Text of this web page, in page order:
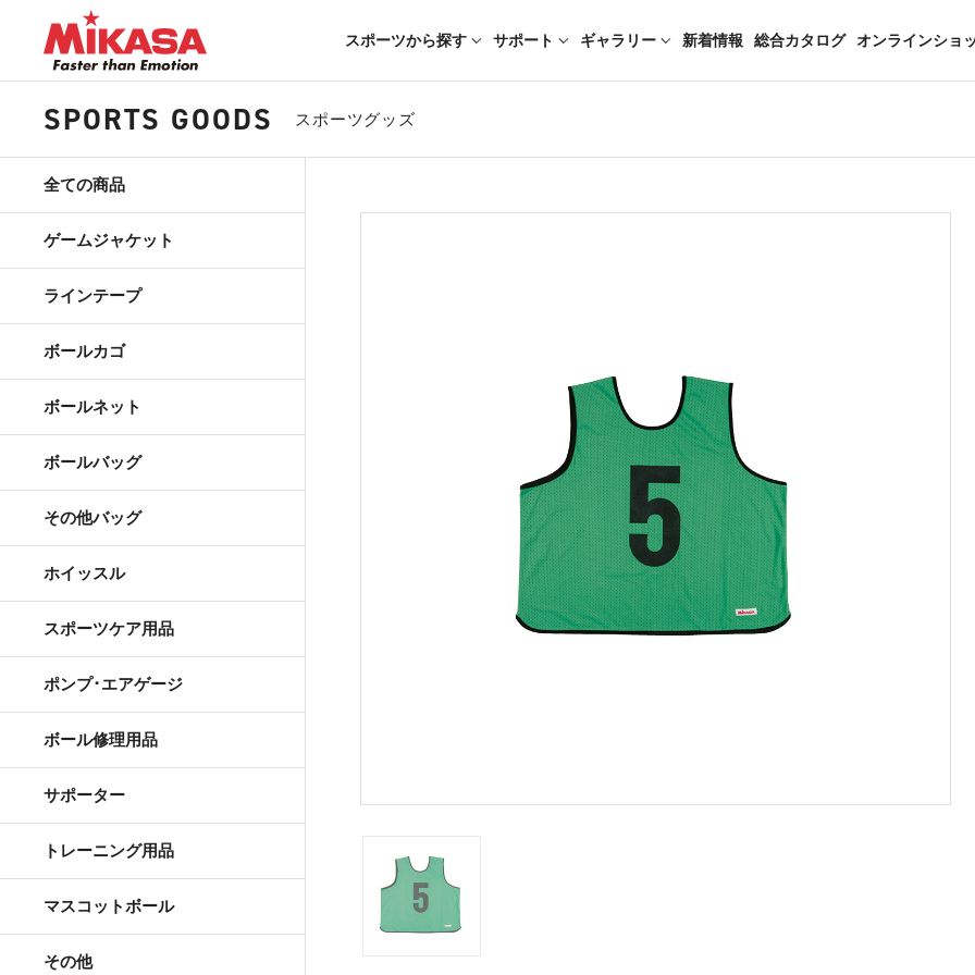
スポーツから探す サポート ギャラリー 新着情報 総合カタログ オンラインショ
SPORTS GOODS スポーツグッズ
全ての商品
ゲームジャケット
ラインテープ
ボールカゴ
ボールネット
ボールバッグ
その他バッグ
ホイッスル
スポーツケア用品
ポンプ･エアゲージ
ボール修理用品
サポーター
トレーニング用品
マスコットボール
その他